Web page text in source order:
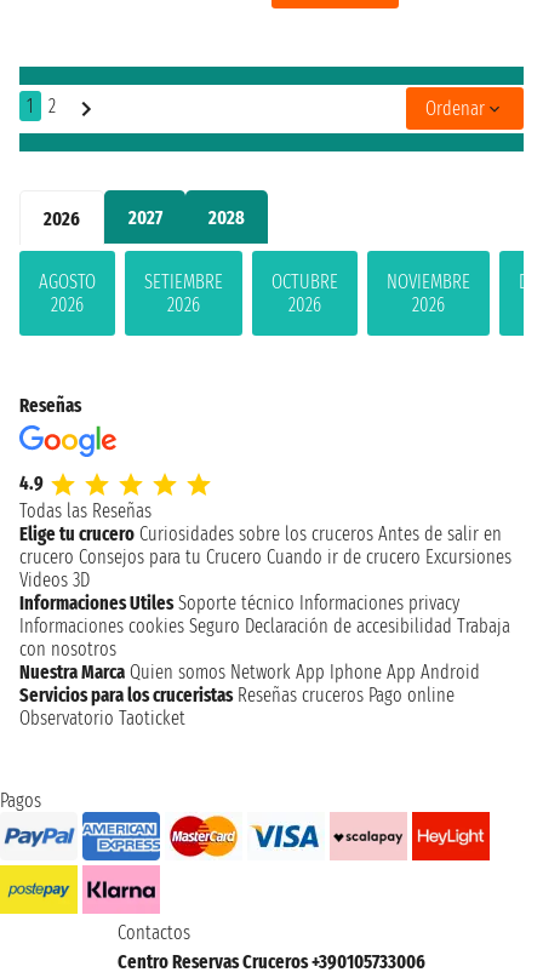
2026 2027 2028
AGOSTO
2026
SETIEMBRE
2026
OCTUBRE
2026
NOVIEMBRE
2026
1 2 Ordenar
Reseñas
4.9
Todas las Reseñas
Elige tu crucero Curiosidades sobre los cruceros Antes de salir en
crucero Consejos para tu Crucero Cuando ir de crucero Excursiones
Videos 3D
Informaciones Utiles Soporte técnico Informaciones privacy
Informaciones cookies Seguro Declaración de accesibilidad Trabaja
con nosotros
Nuestra Marca Quien somos Network App Iphone App Android
Servicios para los cruceristas Reseñas cruceros Pago online
Observatorio Taoticket
Pagos
Contactos
Centro Reservas Cruceros +390105733006